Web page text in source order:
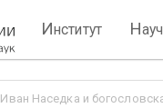
Институт Н
Иван Наседка и